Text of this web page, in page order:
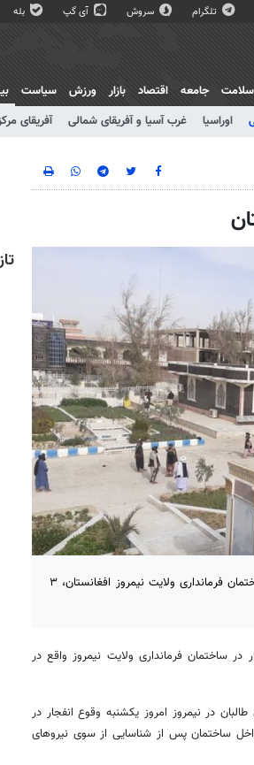
تلگرام سروش آی گپ بله
سلامت جامعه اقتصاد بازار ورزش سیاست
اوراسیا غرب آسیا و آفریقای شمالی آفریقای
با منفجر کردن مواد انفجاری همراه از سوی یک فرد انتحاری در ساختمان فرمانداری ولایت نیمروز افغانستان، ۳
در ساختمان فرمانداری ولایت نیمروز واقع در
در نیمروز امروز یکشنبه وقوع انفجار در
ساختمان پس از شناسایی از سوی نیروهای